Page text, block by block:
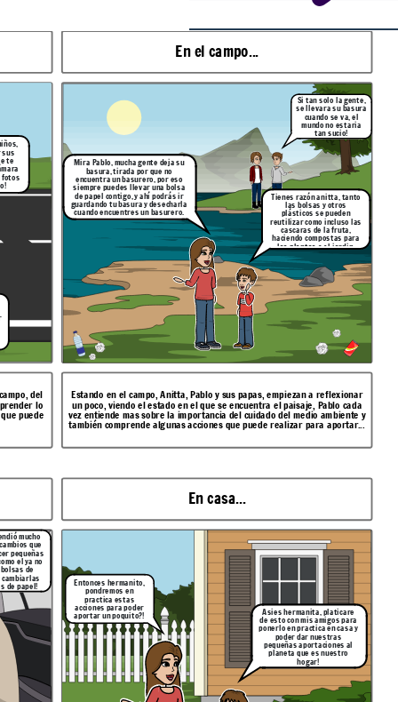
En el campo...
En casa...
del
lo
puede
Estando en el campo, Anitta, Pablo y sus papas, empiezan a reflexionar
un poco, viendo el estado en el que se encuentra elpaisaje, Pablo cada
vez entiende mas sobre la importancia del cuidado del medio ambiente y
también comprende algunas acciones que puede realizar para aportar...
sus
te
fotos
Si tan solo la gente,
se llevara su basura
cuando se va, el
mundo no estaria
tan sucio!
Mira Pablo, mucha gente deja su
basura, tirada por que no
encuentra un basurero, por eso
siempre puedes llevar una bolsa
de papel contigo, y ahí podrás ir
guardando tu basura y desecharla
cuando encuentres un basurero.
Tienes razón anitta, tanto
las bolsas y otros
plásticos se pueden
reutilizar como incluso las
cascaras de la fruta,
haciendo compostas para
las plantas o el jardin.
mucho
que
pequeñas
el ya no
de
de papel! Entonces hermanito,
pondremos en
practica estas
acciones para poder
aportar un poquito?! Asies hermanita, platicare
de esto con mis amigos para
ponerlo en practica en casa y
poder dar nuestras
pequeñas aportaciones al
planeta que es nuestro
hogar!